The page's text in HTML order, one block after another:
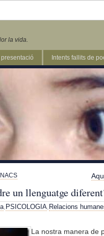
la vida.
Intents fallits de
un llenguatge
, PSICOLOGIA, Relacions
La nostra manera de